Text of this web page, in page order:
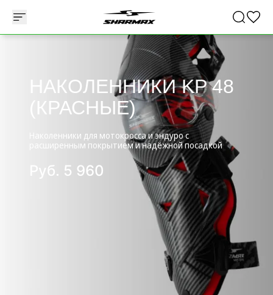
НАКОЛЕННИКИ KP 48
(КРАСНЫЕ)
Наколенники для мотокросса и эндуро с
расширенным покрытием и надёжной посадкой
Руб. 5 960